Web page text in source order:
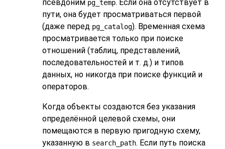
псевдоним pg_temp. Если она отсутствует в
пути, она будет просматриваться первой
(даже перед pg_catalog). Временная схема
просматривается только при поиске
отношений (таблиц, представлений,
последовательностей и т. д.) и типов
данных, но никогда при поиске функций и
операторов.
Когда объекты создаются без указания
определённой целевой схемы, они
помещаются в первую пригодную схему,
указанную в search_path. Если путь поиска